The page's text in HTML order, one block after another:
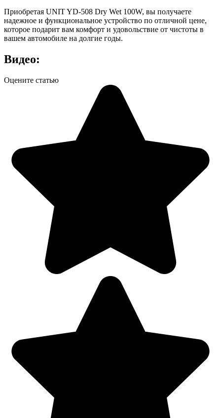
Приобретая UNIT YD-508 Dry Wet 100W, вы получаете
надежное и функциональное устройство по отличной цене,
которое подарит вам комфорт и удовольствие от чистоты в
вашем автомобиле на долгие годы.
Видео:
Оцените статью